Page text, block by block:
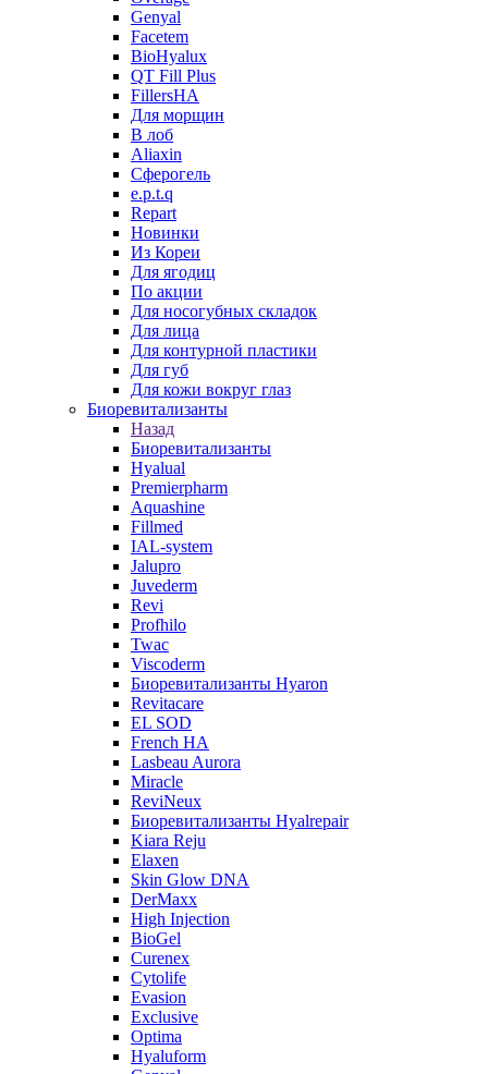
Genyal
Facetem
BioHyalux
QT Fill Plus
FillersHA
Для морщин
В лоб
Aliaxin
Сферогель
e.p.t.q
Repart
Новинки
Из Кореи
Для ягодиц
По акции
Для носогубных складок
Для лица
Для контурной пластики
Для губ
Для кожи вокруг глаз
Биоревитализанты
Назад
Биоревитализанты
Hyalual
Premierpharm
Aquashine
Fillmed
IAL-system
Jalupro
Juvederm
Revi
Profhilo
Twac
Viscoderm
Биоревитализанты Hyaron
Revitacare
EL SOD
French HA
Lasbeau Aurora
Miracle
ReviNeux
Биоревитализанты Hyalrepair
Kiara Reju
Elaxen
Skin Glow DNA
DerMaxx
High Injection
BioGel
Curenex
Cytolife
Evasion
Exclusive
Optima
Hyaluform